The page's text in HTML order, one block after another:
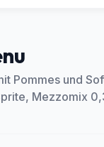
Pommes und
Mezzomix